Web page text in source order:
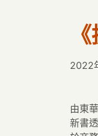
2022
由東
新書